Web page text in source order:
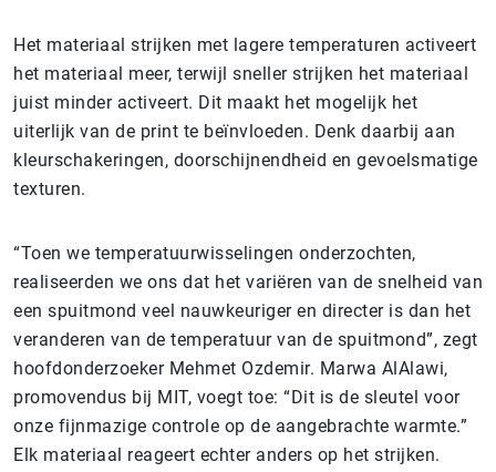
Het materiaal strijken met lagere temperaturen activeert
het materiaal meer, terwijl sneller strijken het materiaal
juist minder activeert. Dit maakt het mogelijk het
uiterlijk van de print te beïnvloeden. Denk daarbij aan
kleurschakeringen, doorschijnendheid en gevoelsmatige
texturen.
“Toen we temperatuurwisselingen onderzochten,
realiseerden we ons dat het variëren van de snelheid van
een spuitmond veel nauwkeuriger en directer is dan het
veranderen van de temperatuur van de spuitmond”, zegt
hoofdonderzoeker Mehmet Ozdemir. Marwa AlAlawi,
promovendus bij MIT, voegt toe: “Dit is de sleutel voor
onze fijnmazige controle op de aangebrachte warmte.”
Elk materiaal reageert echter anders op het strijken.